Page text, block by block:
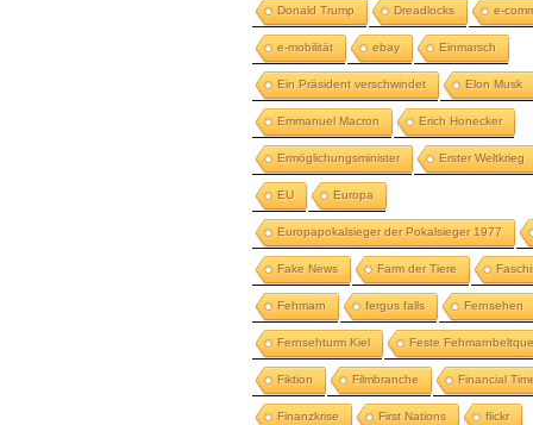
Donald Trump Dreadlocks e-
e-mobilität ebay Einmarsch
Ein Präsident verschwindet Elon Musk
Emmanuel Macron Erich Honecker
Ermöglichungsminister Erster Weltkrieg
EU Europa
Europapokalsieger der Pokalsieger 1977
Fake News Farm der Tiere
Fehmarn fergus falls Fernsehen
Fernsehturm Kiel Feste
Fiktion Filmbranche Financial
Finanzkrise First Nations flickr